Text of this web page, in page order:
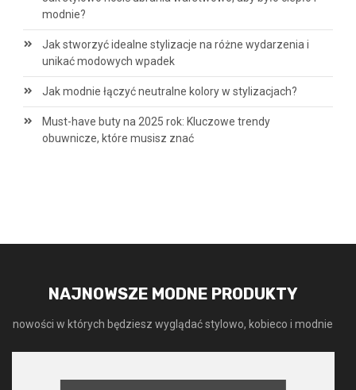
modnie?
Jak stworzyć idealne stylizacje na różne wydarzenia i
unikać modowych wpadek
Jak modnie łączyć neutralne kolory w stylizacjach?
Must-have buty na 2025 rok: Kluczowe trendy
obuwnicze, które musisz znać
NAJNOWSZE MODNE PRODUKTY
nowości w których będziesz wyglądać stylowo, kobieco i modnie